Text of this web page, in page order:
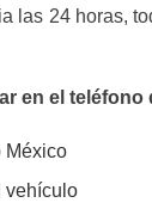
las 24 horas,
en el teléfono
México
vehículo